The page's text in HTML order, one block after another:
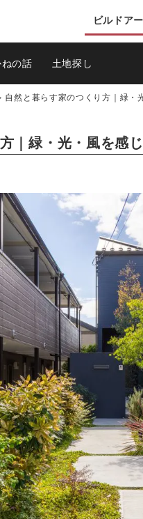
ビルドア
の話 土地探し
自然と暮らす家のつくり方｜緑・
｜緑・光・風を感